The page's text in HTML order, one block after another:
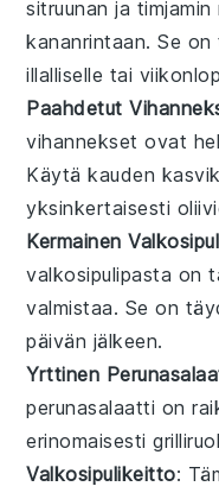
sitruunan ja timjamin
kananrintaan. Se
illalliselle tai
Paahdetut
vihannekset ovat
Käytäkauden
yksinkertaisesti
Kermainen
valkosipulipasta on
valmistaa. Se on
päivän jälkeen.
Yrttinen
perunasalaatti on
erinomaisesti
Valkosipulikeitto: